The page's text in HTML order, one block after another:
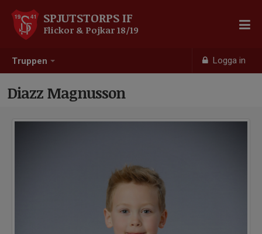
Truppen Logga in
SPJUTSTORPS IF
Flickor & Pojkar 18/19
Diazz Magnusson